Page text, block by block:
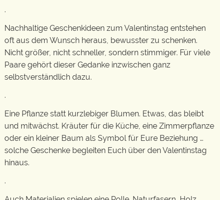
.
Nachhaltige Geschenkideen zum Valentinstag entstehen
oft aus dem Wunsch heraus, bewusster zu schenken.
Nicht größer, nicht schneller, sondern stimmiger. Für viele
Paare gehört dieser Gedanke inzwischen ganz
selbstverständlich dazu.
.
Eine Pflanze statt kurzlebiger Blumen. Etwas, das bleibt
und mitwächst. Kräuter für die Küche, eine Zimmerpflanze
oder ein kleiner Baum als Symbol für Eure Beziehung …
solche Geschenke begleiten Euch über den Valentinstag
hinaus.
.